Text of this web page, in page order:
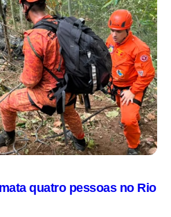
quatro pessoas no Rio